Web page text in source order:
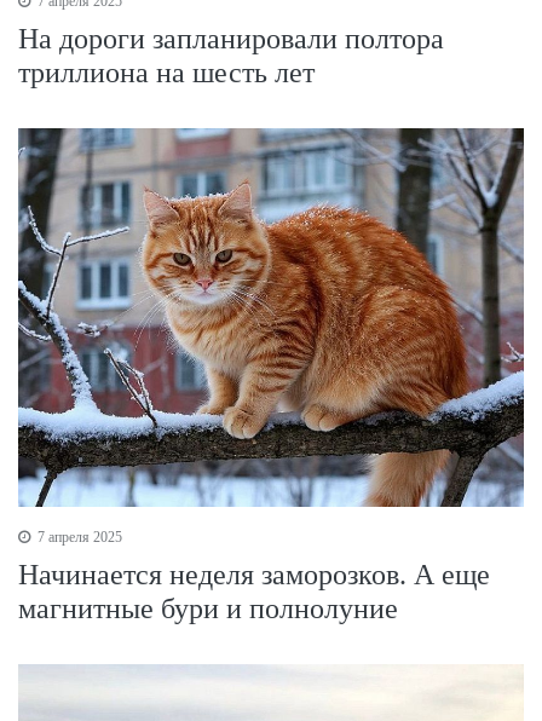
На дороги запланировали полтора
триллиона на шесть лет
7 апреля 2025
Начинается неделя заморозков. А еще
магнитные бури и полнолуние